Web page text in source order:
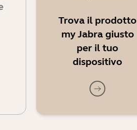
Trova il prodotto
my Jabra giusto
per il tuo
dispositivo